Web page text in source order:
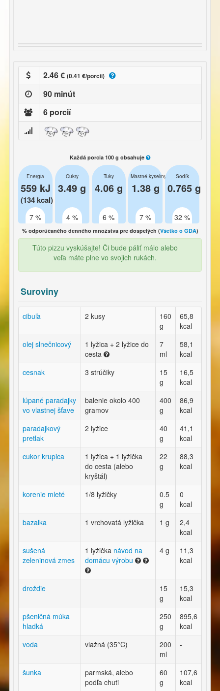
2.46 € (0.41 €/porcii)
90 minút
6 porcií
Každá porcia 100 g obsahuje
Energia
559 kJ
(134 kcal)
7 %
Cukry
3.49 g
4 %
Tuky
4.06 g
6 %
Mastné kyseliny
1.38 g
7 %
Sodík
0.765 g
32 %
% odporúčaného denného množstva pre dospelých (Všetko o GDA)
Túto pizzu vyskúšajte! Či bude páliť málo alebo
veľa máte plne vo svojich rukách.
Suroviny
cibuľa 2 kusy
160
g
65,8
kcal
olej slnečnicový
1 lyžica + 2 lyžice do
cesta
7
ml
58,1
kcal
cesnak
3 strúčiky
15
g
16,5
kcal
lúpané paradajky
vo vlastnej šťave
balenie okolo 400
gramov
400
g
86,9
kcal
paradajkový
pretlak
2 lyžice
40
g
41,1
kcal
cukor krupica
1 lyžica + 1 lyžička
do cesta (alebo
kryštál)
22
g
88,3
kcal
korenie mleté 1/8 lyžičky
0.5
g
0
kcal
bazalka
1 vrchovatá lyžička 1 g
2,4
kcal
sušená
zeleninová zmes
1 lyžička návod na
domácu výrobu
4 g
11,3
kcal
droždie
15
g
15,3
kcal
pšeničná múka
hladká
250
g
895,6
kcal
voda
vlažná (35°C)
200
ml
-
šunka
parmská, alebo
podľa chuti
60
g
107,6
kcal